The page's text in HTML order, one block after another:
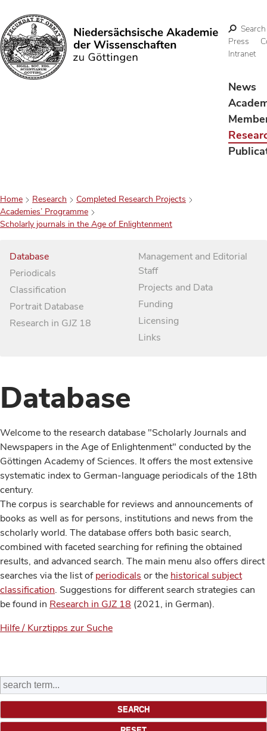
Search
Search
Press
Intranet
News
Home Research
Completed Research Projects
Academies’ Programme
Scholarly journals in the Age of Enlightenment
Database
Periodicals
Classification
Portrait Database
Research in GJZ 18
Management and Editorial
Staff
Projects and Data
Funding
Licensing
Links
Database
Welcome to the research database "Scholarly Journals and
Newspapers in the Age of Enlightenment" conducted by the
Göttingen Academy of Sciences. It offers the most extensive
systematic index to German-language periodicals of the 18th
century.
The corpus is searchable for reviews and announcements of
books as well as for persons, institutions and news from the
scholarly world. The database offers both basic search,
combined with faceted searching for refining the obtained
results, and advanced search. The main menu also offers direct
searches via the list ofperiodicals or the historical subject
classification. Suggestions for different search strategies can
be found in Research in GJZ 18 (2021, in German).
Hilfe / Kurztipps zur Suche